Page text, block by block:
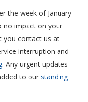
the week of January
no impact on your
you contact us at
interruption and
. Any urgent updates
to our standing